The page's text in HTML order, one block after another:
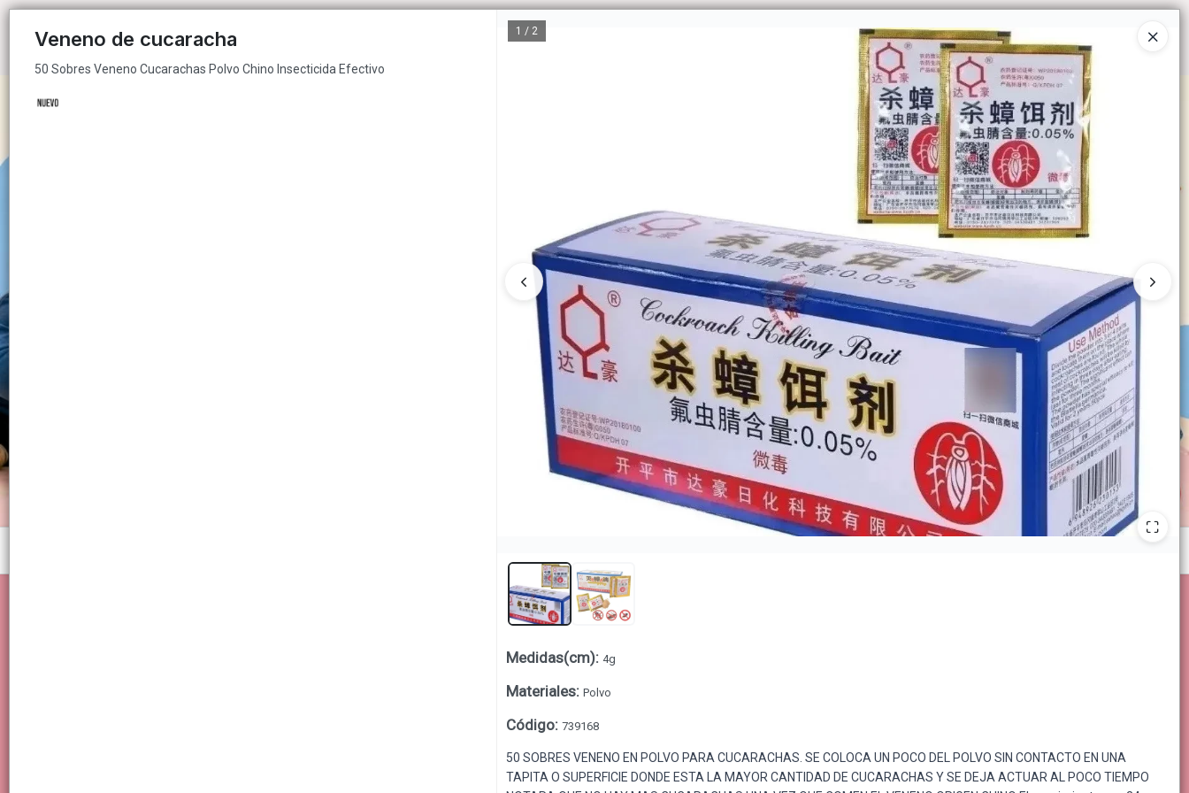
50 Sobres Veneno Cucarachas Polvo Chino Insecticida Efectivo
Veneno de cucaracha
50 Sobres Veneno Cucarachas Polvo Chino Insecticida Efectivo
1 / 2
Medidas(cm): 4g
Materiales: Polvo
Código: 739168
50 SOBRES VENENO EN POLVO PARA CUCARACHAS. SE COLOCA UN POCO DEL POLVO SIN CONTACTO EN UNA
TAPITA O SUPERFICIE DONDE ESTA LA MAYOR CANTIDAD DE CUCARACHAS Y SE DEJA ACTUAR AL POCO TIEMPO
Ingresar a la Tienda
CÓMO COMPRAR QUIÉNES SOMOS CONTACTO